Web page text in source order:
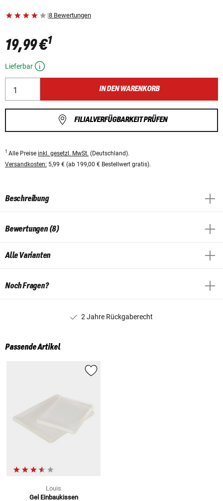
|8 Bewertungen
19,99 €1
Lieferbar
IN DEN WARENKORB
FILIALVERFÜGBARKEIT PRÜFEN
1 Alle Preise inkl. gesetzl. MwSt. (Deutschland).
Versandkosten: 5,99 € (ab 199,00 € Bestellwert gratis).
Beschreibung
Bewertungen (8)
Alle Varianten
Noch Fragen?
2 Jahre Rückgaberecht
Passende Artikel
Louis
Gel Einbaukissen